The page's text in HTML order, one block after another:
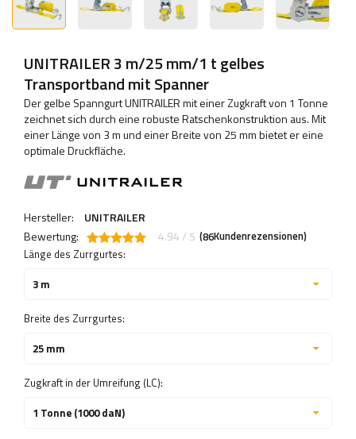
UNITRAILER 3 m/25 mm/1 t gelbes
Transportband mit Spanner
Der gelbe Spanngurt UNITRAILER mit einer Zugkraft von 1 Tonne
zeichnet sich durch eine robuste Ratschenkonstruktion aus. Mit
einer Länge von 3 m und einer Breite von 25 mm bietet er eine
optimale Druckfläche.
Hersteller:
UNITRAILER
Bewertung:
4.94 / 5 (86Kundenrezensionen)
Länge des Zurrgurtes:
3 m
Breite des Zurrgurtes:
25 mm
Zugkraft in der Umreifung (LC):
1 Tonne (1000 daN)